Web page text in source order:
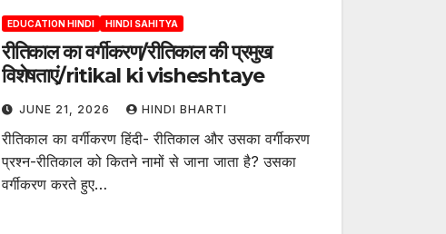
EDUCATION HINDI HINDI SAHITYA
रीतिकाल का वर्गीकरण/रीतिकाल की प्रमुख
विशेषताएं/ritikal ki visheshtaye
JUNE 21, 2026 HINDI BHARTI
रीतिकाल का वर्गीकरण हिंदी- रीतिकाल और उसका वर्गीकरण
प्रश्न-रीतिकाल को कितने नामों से जाना जाता है? उसका
वर्गीकरण करते हुए…